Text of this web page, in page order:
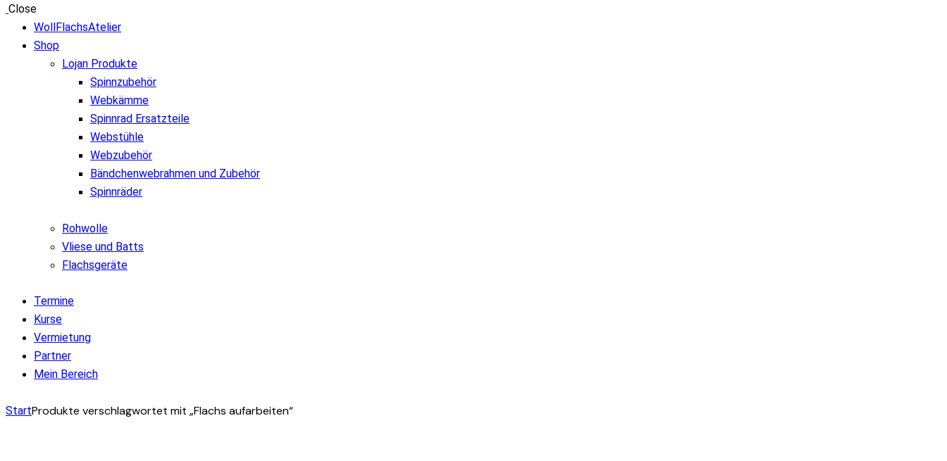
Close
WollFlachsAtelier
Shop
Lojan Produkte
Spinnzubehör
Webkämme
Spinnrad Ersatzteile
Webstühle
Webzubehör
Bändchenwebrahmen und Zubehör
Spinnräder
Rohwolle
Vliese und Batts
Flachsgeräte
Termine
Kurse
Vermietung
Partner
Mein Bereich
facebook-
instagram
mail-
StartProdukte verschlagwortet mit „Flachs aufarbeiten“